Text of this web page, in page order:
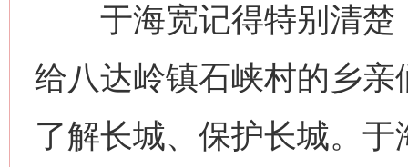
于海宽记得特别清楚
给八达岭镇石峡村的乡
了解长城、保护长城。